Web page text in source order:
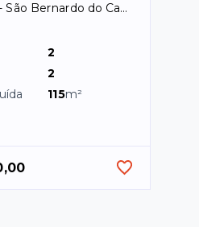
Bernardo do Campo/SP
2
2
115m²